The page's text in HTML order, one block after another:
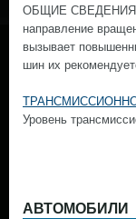
ОБЩИЕ СВЕДЕНИЯ.
направление
вызывает
шин их
Уровень
АВТОМОБИЛИ